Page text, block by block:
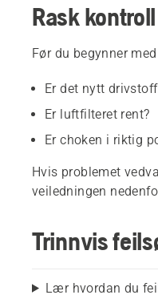
Rask kontroll
Før du begynner
Er det nytt
Er luftfilteret rent?
Er choken i riktig
Hvis problemet
veiledningen
Trinnvis
Lær hvordan du